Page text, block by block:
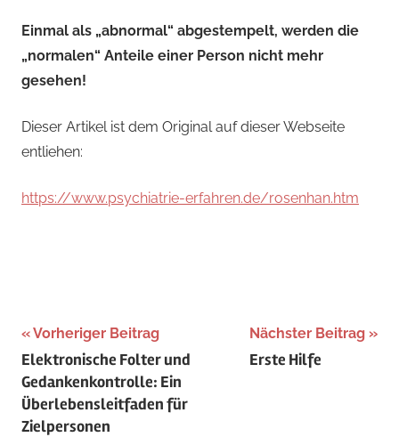
Einmal als „abnormal“ abgestempelt, werden die
„normalen“ Anteile einer Person nicht mehr
gesehen!
Dieser Artikel ist dem Original auf dieser Webseite
entliehen:
https://www.psychiatrie-erfahren.de/rosenhan.htm
Beitragsnavigation
Vorheriger Beitrag
Elektronische Folter und
Gedankenkontrolle: Ein
Überlebensleitfaden für
Zielpersonen
Nächster Beitrag
Erste Hilfe